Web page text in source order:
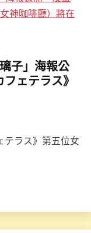
子」海報公
ェテラス》
テラス》第五位女